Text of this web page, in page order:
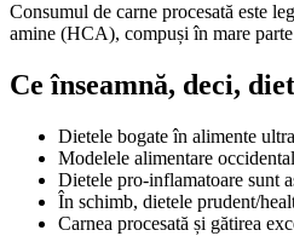
Consumul de carne procesată este
amine (HCA), compuși în mare
Ce înseamnă, deci,
Dietele bogate în alimente
Modelele alimentare
Dietele pro-inflamatoare sunt
În schimb, dietele prudent/
Carnea procesată și gătirea